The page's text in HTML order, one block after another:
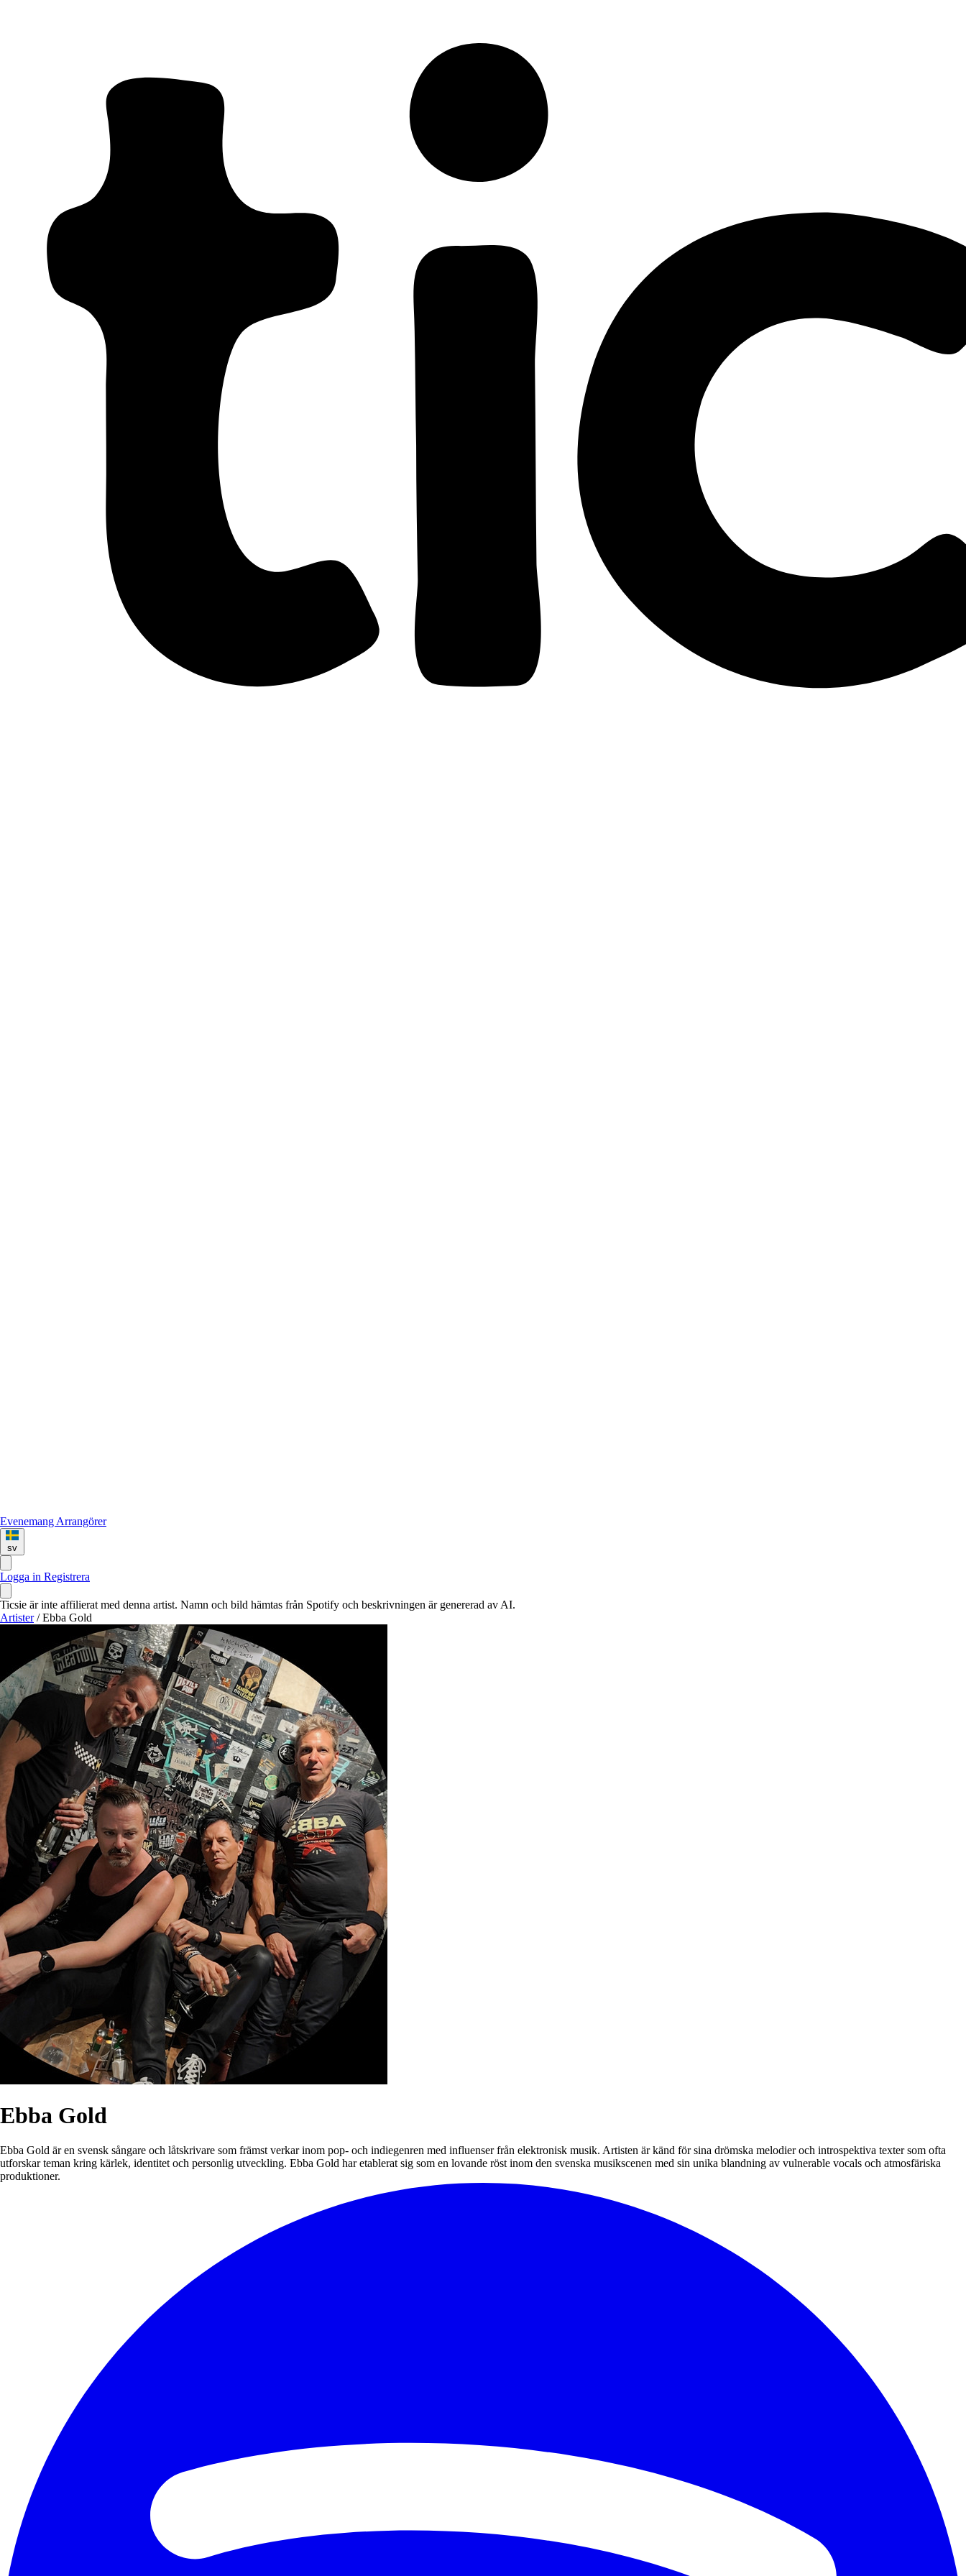
Evenemang Arrangörer
sv
Logga in Registrera
Ticsie är inte affilierat med denna artist. Namn och bild hämtas från Spotify och beskrivningen är genererad av AI.
Artister / Ebba Gold
Ebba Gold
Ebba Gold är en svensk sångare och låtskrivare som främst verkar inom pop- och indiegenren med influenser från elektronisk musik. Artisten är känd för sina drömska melodier och introspektiva texter som ofta
utforskar teman kring kärlek, identitet och personlig utveckling. Ebba Gold har etablerat sig som en lovande röst inom den svenska musikscenen med sin unika blandning av vulnerable vocals och atmosfäriska
produktioner.